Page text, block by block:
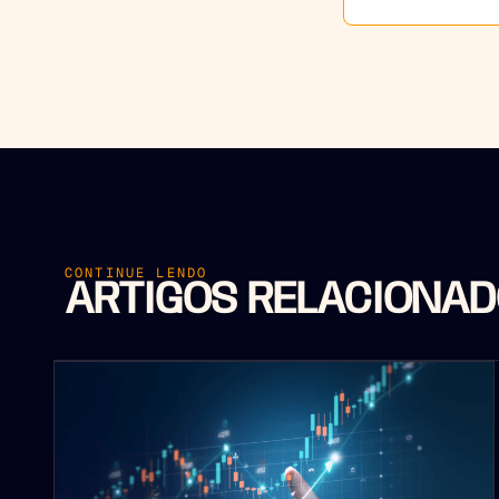
CONTINUE LENDO
ARTIGOS